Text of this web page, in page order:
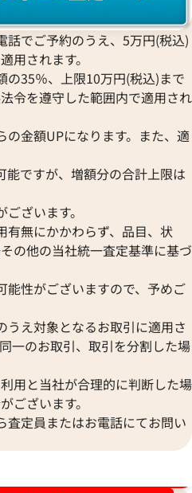
ンテージ
ヴァンクリーフ&
参考買取価格
フル ネッ
ヴァンクリーフ&
でご予約のうえ、5万円(税込)
用されます。
の35％、上限10万円(税込)まで
令を遵守した範囲内で適用され
金額UPになります。また、適
ですが、増額分の合計上限は
ざいます。
有無にかかわらず、品目、状
の他の当社統一査定基準に基づ
能性がございますので、予めご
え対象となるお取引に適用さ
一のお取引、取引を分割した場
用と当社が合理的に判断した場
ございます。
査定員またはお電話にてお問い